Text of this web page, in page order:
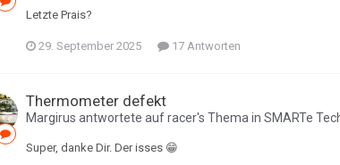
Letzte Prais?
29. September 2025 17 Antworten
Thermometer defekt
Margirus antwortete aufracer's Thema in SMARTe
Super, danke Dir. Der isses 😁